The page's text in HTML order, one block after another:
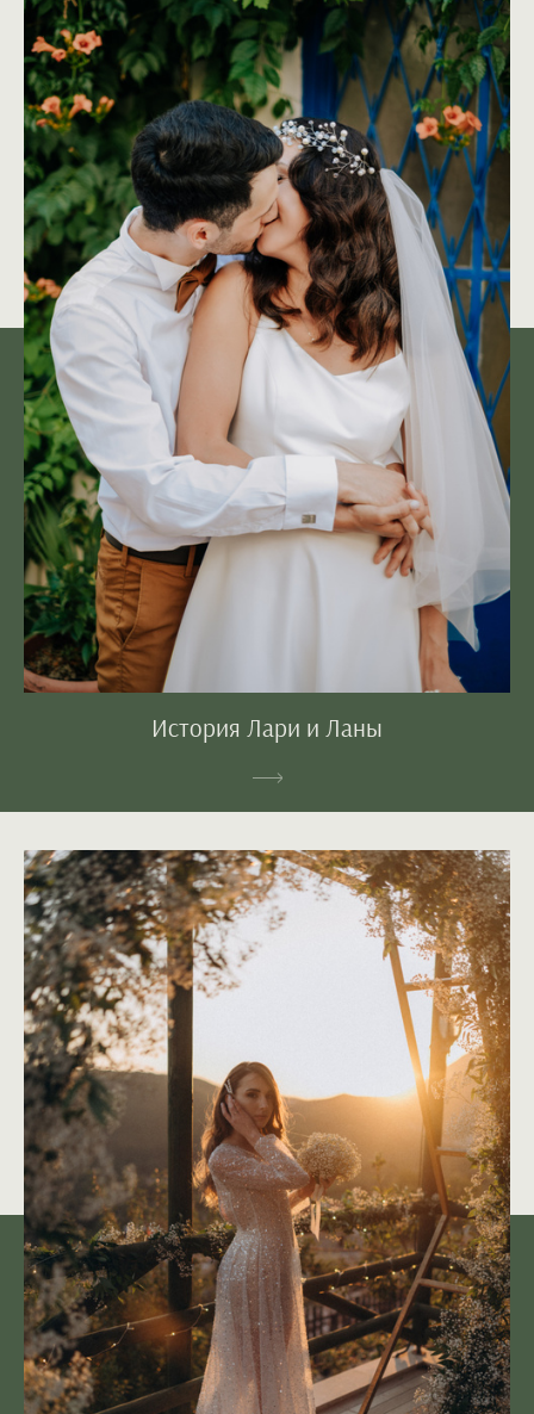
История Лари и Ланы